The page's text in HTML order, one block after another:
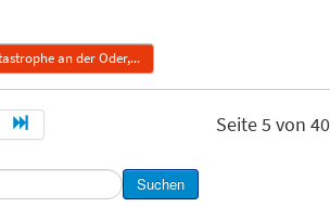
an der Oder,...
Seite 5 von 40
Suchen